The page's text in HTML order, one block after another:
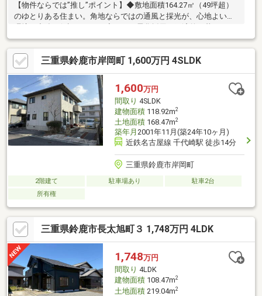
【物件ならでは”推し”ポイント】◆敷地面積164.27㎡（49坪超）
のゆとりある住まい。角地ならではの通風と採光が、心地よい住
床下収納などの実用的なスペースが、住空間をすっきり保ちたい
ご家族の願いを実現します。【利便性◎の周辺環境】◆スギ薬局
まで徒歩7分、ファミリーマートまで徒歩7分。身近な利便施設が
充実しており、日々のちょっとしたお買い物を便利にサポートし
ます。◆2沿線利用可能な立地で、通勤や通学の選択肢が広がる
住環境。桜の森公園も徒歩圏内にあり、休日のお出かけやリフレ
ッシュが叶う場所です。
三重県鈴鹿市岸岡町 1,600万円 4SLDK
1,600万円
間取り 4SLDK
建物面積118.92m2
土地面積168.47m2
築年月 2001年11月(築24年10ヶ月)
近鉄名古屋線 千代崎駅 徒歩14分
三重県鈴鹿市岸岡町
2階建て 駐車場あり
駐車2台
所有権
三重県鈴鹿市長太旭町３ 1,748万円 4LDK
1,748万円
間取り 4LDK
建物面積108.47m2
土地面積219.04m2